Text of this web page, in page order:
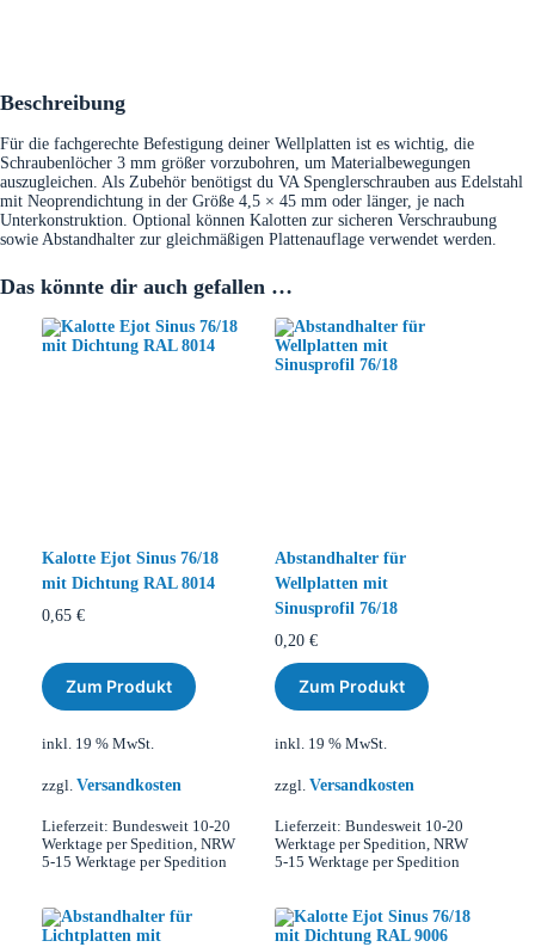
Beschreibung
Für die fachgerechte Befestigung deiner Wellplatten ist es wichtig, die
Schraubenlöcher 3 mm größer vorzubohren, um Materialbewegungen
auszugleichen. Als Zubehör benötigst du VA Spenglerschrauben aus Edelstahl
mit Neoprendichtung in der Größe 4,5 × 45 mm oder länger, je nach
Unterkonstruktion. Optional können Kalotten zur sicheren Verschraubung
sowie Abstandhalter zur gleichmäßigen Plattenauflage verwendet werden.
Das könnte dir auch gefallen …
Kalotte Ejot Sinus 76/18
mit Dichtung RAL 8014
0,65 €
Zum Produkt
inkl. 19 % MwSt.
zzgl. Versandkosten
Lieferzeit: Bundesweit 10-20
Werktage per Spedition, NRW
5-15 Werktage per Spedition
Abstandhalter für
Wellplatten mit
Sinusprofil 76/18
0,20 €
Zum Produkt
inkl. 19 % MwSt.
zzgl. Versandkosten
Lieferzeit: Bundesweit 10-20
Werktage per Spedition, NRW
5-15 Werktage per Spedition